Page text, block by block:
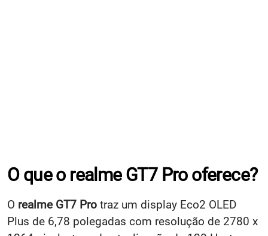
O que o realme GT7 Pro oferece?
O realme GT7 Pro traz um display Eco2 OLED
Plus de 6,78 polegadas com resolução de 2780 x